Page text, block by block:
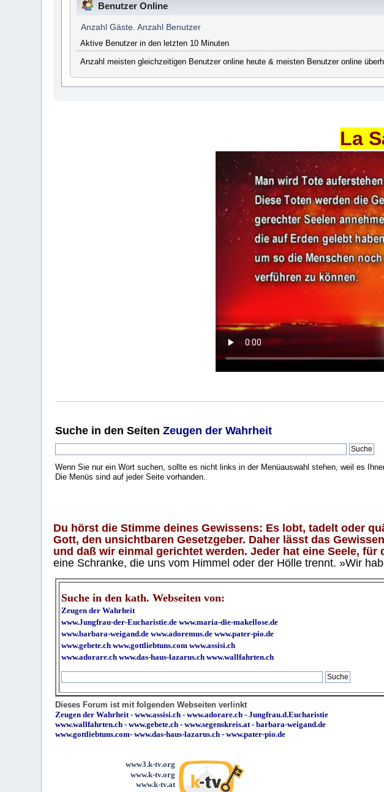
Benutzer Online
Anzahl Gäste. Anzahl Benutzer
Aktive Benutzer in den letzten 10 Minuten
Anzahl meisten gleichzeitigen Benutzer online heute & meisten Benutzer online
La
Suche in den SeitenZeugen der Wahrheit
Wenn Sie nur ein Wort suchen, sollte es nicht links in der Menüauswahl stehen, weil es
Die Menüs sind auf jeder Seite vorhanden..
Du hörst die Stimme deines Gewissens: Es lobt, tadelt oder
Gott, den unsichtbaren Gesetzgeber. Daher lässt das
und daß wir einmal gerichtet werden. Jeder hat eine Seele,
eine Schranke, die uns vom Himmel oder der Hölle trennt. »Wir
Suche in den kath. Webseiten von:
Zeugen der Wahrheit
www.Jungfrau-der-Eucharistie.de www.maria-die-makellose.de
www.barbara-weigand.de www.adoremus.de www.pater-pio.de
www.gebete.ch www.gottliebtuns.com www.assisi.ch
www.adorare.ch www.das-haus-lazarus.ch www.wallfahrten.ch
Dieses Forum ist mit folgenden Webseiten verlinkt
Zeugen der Wahrheit-www.assisi.ch -www.adorare.ch -Jungfrau.d.Eucharistie
www.wallfahrten.ch -www.gebete.ch -www.segenskreis.at-barbara-weigand.de
www.gottliebtuns.com-www.das-haus-lazarus.ch - www.pater-pio.de
www3.k-tv.org
www.k-tv.org
www.k-tv.at